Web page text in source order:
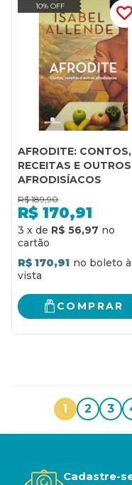
10% OFF
AFRODITE: CONTOS,
RECEITAS E OUTROS
AFRODISÍACOS
R$ 189,90
R$ 170,91
3 x de R$ 56,97
R$ 170,91
COMPRAR
1 2 3
Cadastre-